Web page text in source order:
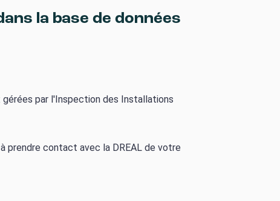
la base de données
gérées par l'Inspection des Installations
prendre contact avec la DREAL de votre